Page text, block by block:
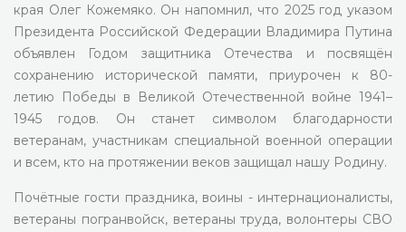
края Олег Кожемяко. Он напомнил, что 2025 год указом
Президента Российской Федерации Владимира Путина
объявлен Годом защитника Отечества и посвящён
сохранению исторической памяти, приурочен к 80-
летию Победы в Великой Отечественной войне 1941–
1945 годов. Он станет символом благодарности
ветеранам, участникам специальной военной операции
и всем, кто на протяжении веков защищал нашу Родину.
Почётные гости праздника, воины - интернационалисты,
ветераны погранвойск, ветераны труда, волонтеры СВО